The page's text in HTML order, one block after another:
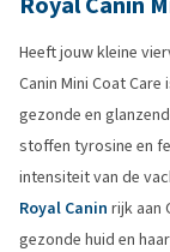
Heeft jouw kleine
Canin Mini Coat
gezonde en
stoffen tyrosine en
intensiteit van de
Royal Canin rijk aan
gezonde huid en